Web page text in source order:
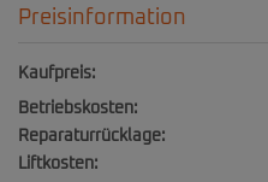
Preisinformation
Kaufpreis:
Betriebskosten:
Reparaturrücklage:
Liftkosten: